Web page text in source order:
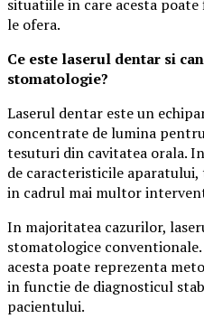
situatiile in care acesta
le ofera.
Ce este laserul dentar si
stomatologie?
Laserul dentar este un
concentrate de lumina
tesuturi din cavitatea orala.
de caracteristicile
in cadrul mai multor
In majoritatea cazurilor,
stomatologice
acesta poate reprezenta
in functie de diagnosticul
pacientului.